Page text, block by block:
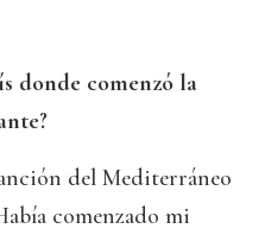
donde comenzó la
del Mediterráneo
comenzado mi